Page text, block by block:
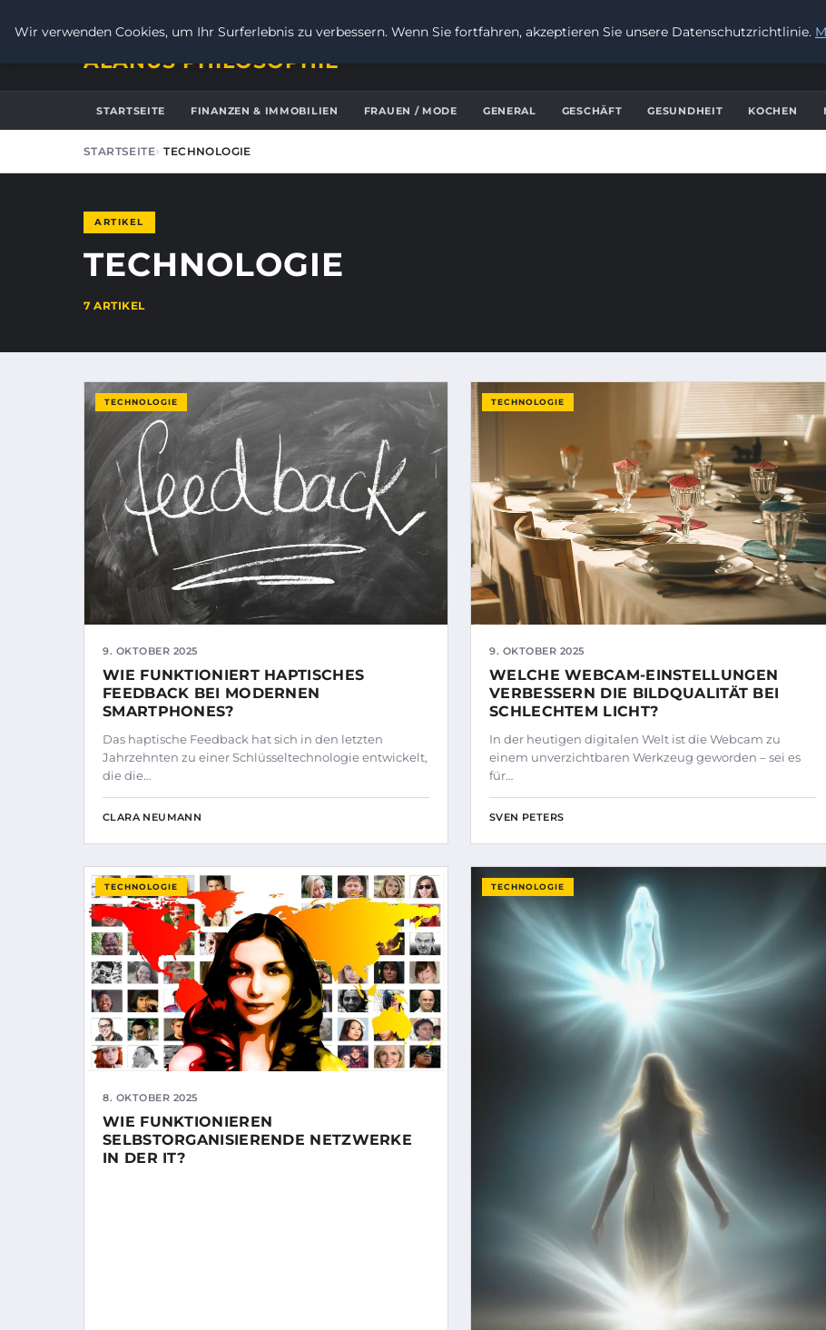
ALANUS PHILOSOPHIE
STARTSEITE FINANZEN & IMMOBILIEN FRAUEN / MODE GENERAL GESCHÄFT GESUNDHEIT KOCHEN
STARTSEITE TECHNOLOGIE
ARTIKEL
TECHNOLOGIE
7 ARTIKEL
TECHNOLOGIE
9. OKTOBER 2025
WIE FUNKTIONIERT HAPTISCHES
FEEDBACK BEI MODERNEN
SMARTPHONES?
Das haptische Feedback hat sich in den letzten
Jahrzehnten zu einer Schlüsseltechnologie entwickelt,
die die…
CLARA NEUMANN
TECHNOLOGIE
9. OKTOBER 2025
WELCHE WEBCAM-EINSTELLUNGEN
VERBESSERN DIE BILDQUALITÄT BEI
SCHLECHTEM LICHT?
In der heutigen digitalen Welt ist die Webcam zu
einem unverzichtbaren Werkzeug geworden – sei es
für…
SVEN PETERS
TECHNOLOGIE
8. OKTOBER 2025
WIE FUNKTIONIEREN
SELBSTORGANISIERENDE NETZWERKE
IN DER IT?
TECHNOLOGIE
Wir verwenden Cookies, um Ihr Surferlebnis zu verbessern. Wenn Sie fortfahren, akzeptieren Sie unsere Datenschutzrichtlinie.